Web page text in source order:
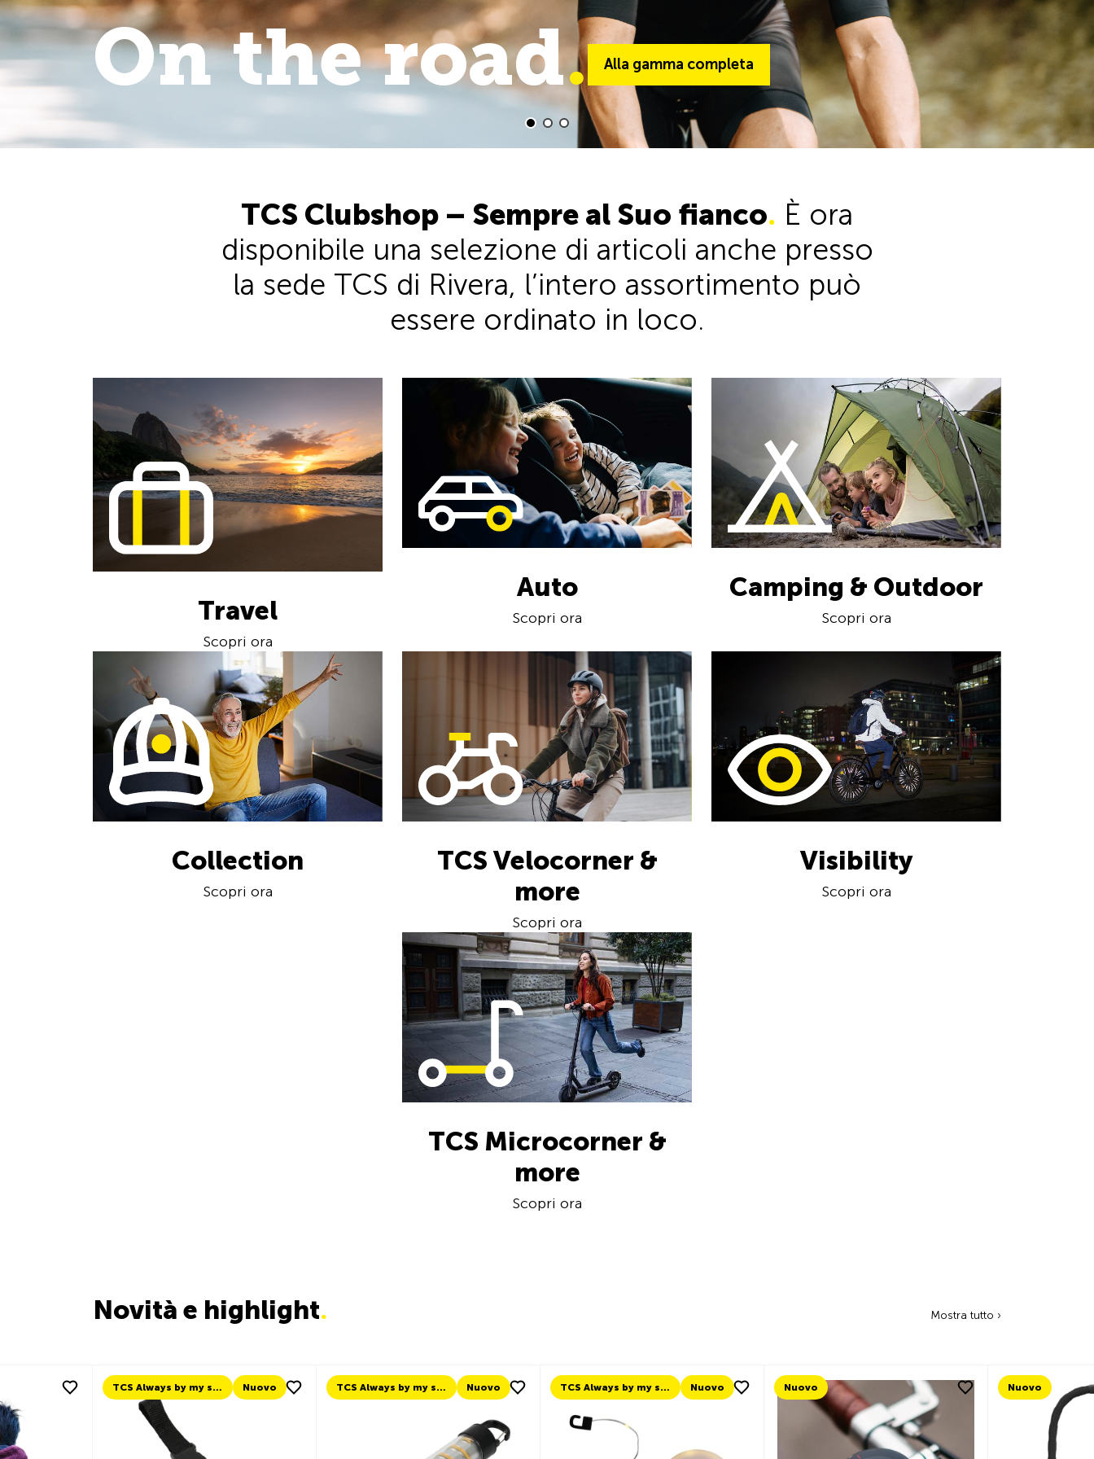
On the road. Alla gamma completa
On the trail. Alla gamma completa
walk. Alla gamma completa
TCS Clubshop – Sempre al Suo fianco. È ora
disponibile una selezione di articoli anche presso
la sede TCS di Rivera, l’intero assortimento può
essere ordinato in loco.
Travel
Scopri ora
Auto
Scopri ora
Camping & Outdoor
Scopri ora
Collection
Scopri ora
TCS Velocorner &
more
Scopri ora
Visibility
Scopri ora
TCS Microcorner &
more
Scopri ora
Novità e highlight. Mostra tutto ›
TCS Always by my side Nuovo TCS Always by my side Nuovo Nuovo Nuovo Nuovo